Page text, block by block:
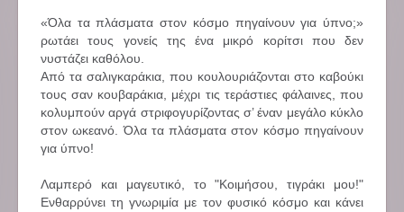
«Όλα τα πλάσματα στον κόσμο πηγαίνουν για ύπνο;»
ρωτάει τους γονείς της ένα μικρό κορίτσι που δεν
νυστάζει καθόλου.
Από τα σαλιγκαράκια, που κουλουριάζονται στο καβούκι
τους σαν κουβαράκια, μέχρι τις τεράστιες φάλαινες, που
κολυμπούν αργά στριφογυρίζοντας σ’ έναν μεγάλο κύκλο
στον ωκεανό. Όλα τα πλάσματα στον κόσμο πηγαίνουν
για ύπνο!
Λαμπερό και μαγευτικό, το "Κοιμήσου, τιγράκι μου!"
Ενθαρρύνει τη γνωριμία με τον φυσικό κόσμο και κάνει